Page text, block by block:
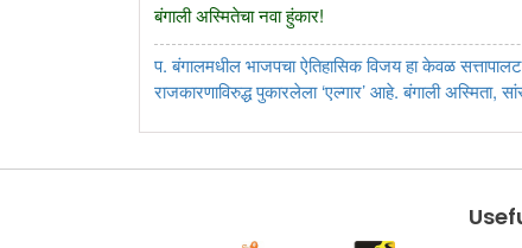
बंगाली अस्मितेचा नवा हुंकार!
प. बंगालमधील भाजपचा ऐतिहासिक विजय हा केवळ
राजकारणाविरुद्ध पुकारलेला ‌‘एल्गार‌’ आहे. बंगाली अस्मिता,